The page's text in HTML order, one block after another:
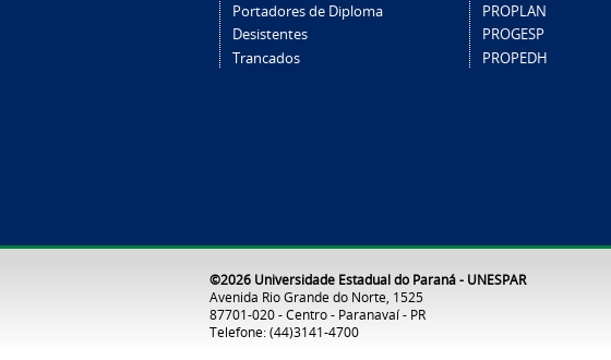
Portadores de Diploma
Desistentes
Trancados
PROPLAN
PROGESP
PROPEDH
©2026 Universidade Estadual do Paraná - UNESPAR
Avenida Rio Grande do Norte, 1525
87701-020 - Centro - Paranavaí - PR
Telefone: (44)3141-4700